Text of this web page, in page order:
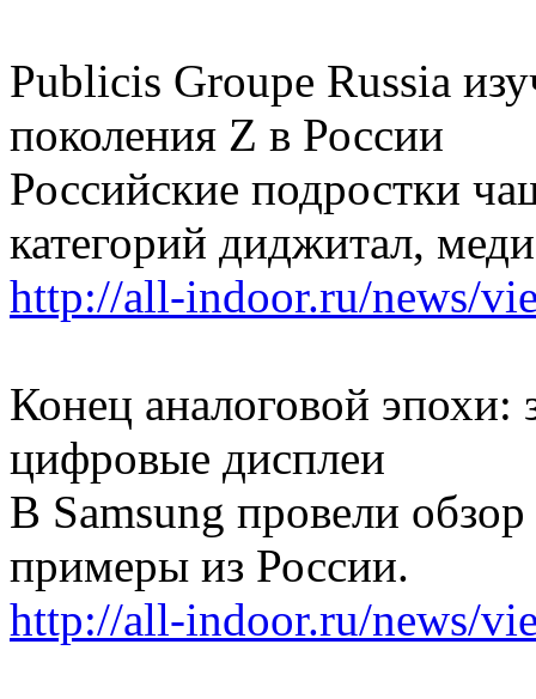
Publicis Groupe Russia
поколения Z в России
Российские подростки
категорий диджитал,
http://all-indoor.ru/news/
Конец аналоговой
цифровые дисплеи
В Samsung провели
примеры из России.
http://all-indoor.ru/news/